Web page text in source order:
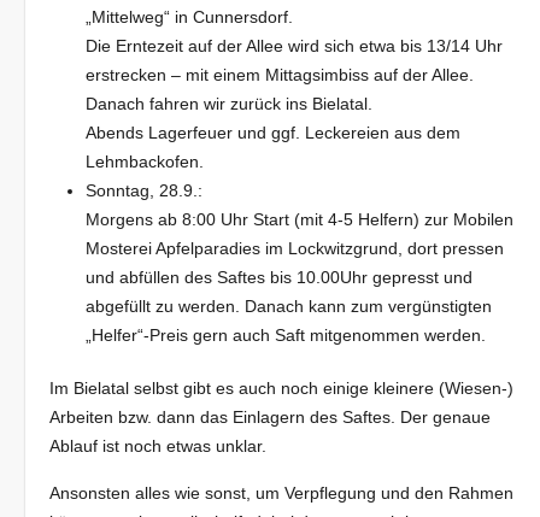
„Mittelweg“ in Cunnersdorf.
Die Erntezeit auf der Allee wird sich etwa bis 13/14 Uhr
erstrecken – mit einem Mittagsimbiss auf der Allee.
Danach fahren wir zurück ins Bielatal.
Abends Lagerfeuer und ggf. Leckereien aus dem
Lehmbackofen.
Sonntag, 28.9.:
Morgens ab 8:00 Uhr Start (mit 4-5 Helfern) zur Mobilen
Mosterei Apfelparadies im Lockwitzgrund, dort pressen
und abfüllen des Saftes bis 10.00Uhr gepresst und
abgefüllt zu werden. Danach kann zum vergünstigten
„Helfer“-Preis gern auch Saft mitgenommen werden.
Im Bielatal selbst gibt es auch noch einige kleinere (Wiesen-)
Arbeiten bzw. dann das Einlagern des Saftes. Der genaue
Ablauf ist noch etwas unklar.
Ansonsten alles wie sonst, um Verpflegung und den Rahmen